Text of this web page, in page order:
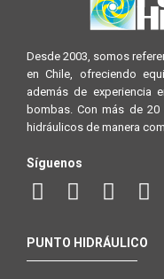
Desde 2003, somos
en Chile, ofreciendo
además de experiencia
bombas. Con más de
hidráulicos de manera
Síguenos
PUNTO HIDRÁULICO